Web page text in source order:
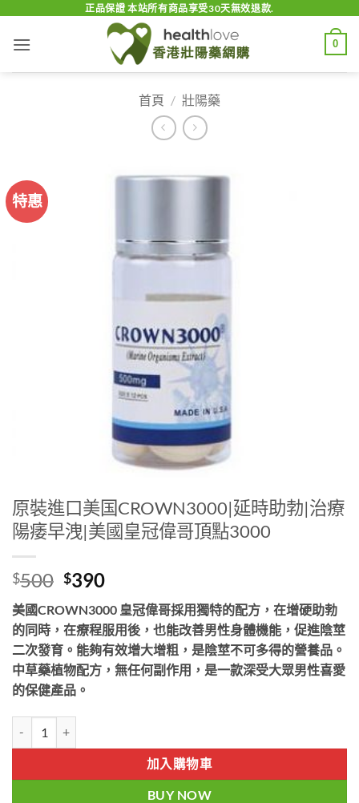
content
正品保證 本站所有商品享受30天無效退款.
0
首頁 / 壯陽藥
特惠
原裝進口美国CROWN3000|延時助勃|治療
陽痿早洩|美國皇冠偉哥頂點3000
$500 Original
was:
$500.
$390Current
price
is:
$390.
美國CROWN3000 皇冠偉哥採用獨特的配方，在增硬助勃
的同時，在療程服用後，也能改善男性身體機能，促進陰莖
二次發育。能夠有效增大增粗，是陰莖不可多得的營養品。
中草藥植物配方，無任何副作用，是一款深受大眾男性喜愛
的保健產品。
加入購物車
BUY NOW